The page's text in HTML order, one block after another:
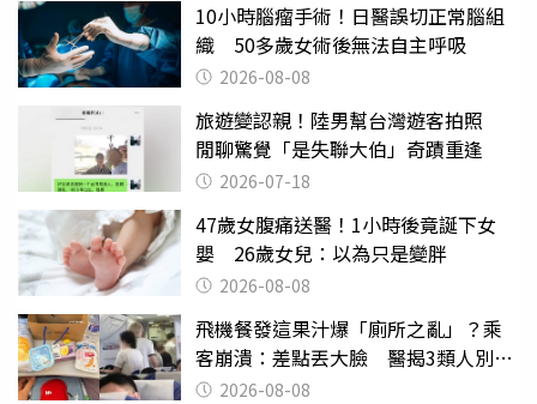
10小時腦瘤手術！日醫誤切正常腦組
織 50多歲女術後無法自主呼吸
2026-08-08
旅遊變認親！陸男幫台灣遊客拍照
閒聊驚覺「是失聯大伯」奇蹟重逢
2026-07-18
47歲女腹痛送醫！1小時後竟誕下女
嬰 26歲女兒：以為只是變胖
2026-08-08
飛機餐發這果汁爆「廁所之亂」？乘
客崩潰：差點丟大臉 醫揭3類人別亂
喝 2026-08-08